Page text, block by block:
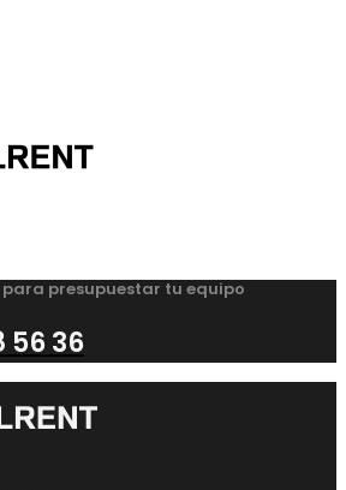
para presupuestar tu equipo
56 36